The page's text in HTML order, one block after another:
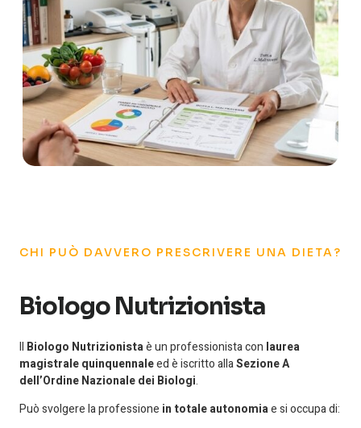
CHI PUÒ DAVVERO PRESCRIVERE UNA DIETA?
Biologo Nutrizionista
Il Biologo Nutrizionistaè un professionista con laurea
magistrale quinquennaleed è iscritto allaSezione A
dell’Ordine Nazionale dei Biologi.
Può svolgere la professione in totale autonomiae si occupa di: